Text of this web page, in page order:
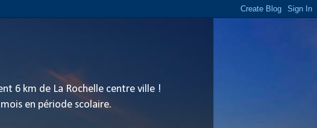
6 km de La Rochelle centre ville !
en période scolaire.